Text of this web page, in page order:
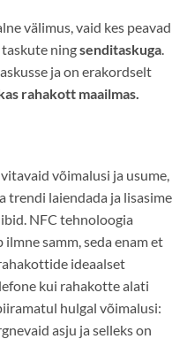
välimus, vaid kes peavad
ningsenditaskuga.
ja on erakordselt
rahakott maailmas.
võimalusi ja usume,
trendi laiendada ja lisasime
NFC tehnoloogia
samm, seda enam et
ideaalset
kui rahakotte alati
hulgal võimalusi:
asju ja selleks on